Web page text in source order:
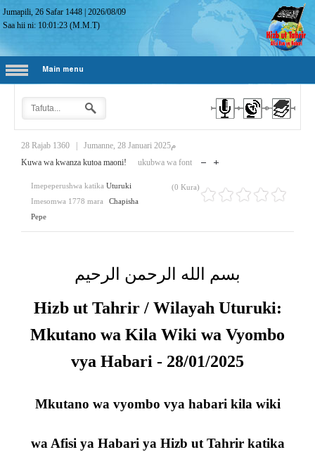
Jumapili, 26 Safar 1448 |2026/08/09
Saa hii ni: 10:01:24 (M.M.T)
Main menu
28 Rajab 1360
Jumanne, 28 Januari 2025م
Kuwa wa kwanza kutoa maoni!
ukubwa wa font
Imepeperushwa katika Uturuki
Imesomwa 1778 mara
Chapisha
Pepe
(0 Kura)
بسم الله الرحمن الرحيم
Hizb ut Tahrir / Wilayah Uturuki:
Mkutano wa Kila Wiki wa Vyombo
vya Habari - 28/01/2025
Mkutano wa vyombo vya habari kila wiki
wa Afisi ya Habari ya Hizb ut Tahrir katika